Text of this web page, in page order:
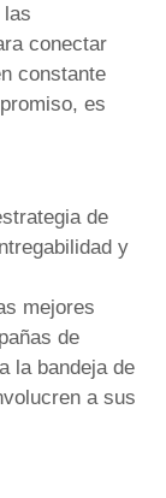
las
conectar
constante
es
de
y
mejores
de
la bandeja de
a sus